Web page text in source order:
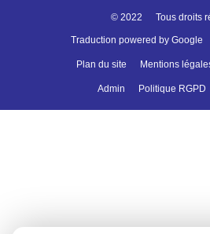
© 2022 Tous droits
Traduction powered by Google
Plan du site Mentions
Admin Politique RGPD